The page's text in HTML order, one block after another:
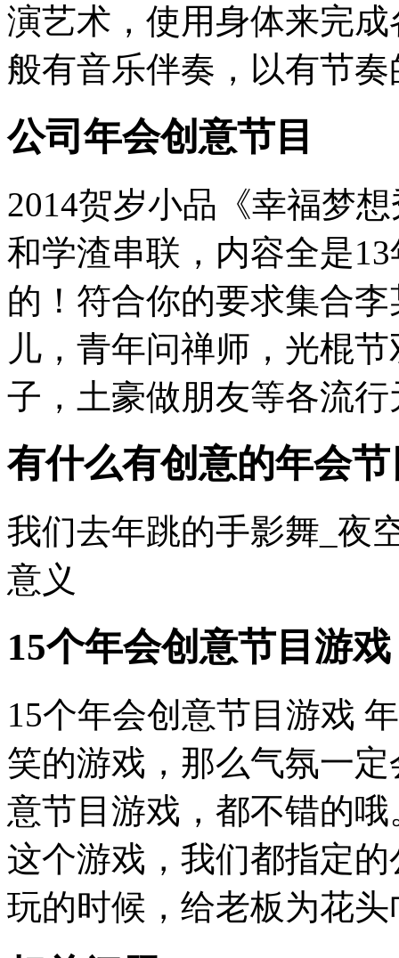
演艺术，使用身体来完
般有音乐伴奏，以有节
公司年会创意节目
2014贺岁小品《幸福梦
和学渣串联，内容全是
的！符合你的要求集合
儿，青年问禅师，光棍
子，土豪做朋友等各流
有什么有创意的年会
我们去年跳的手影舞_夜
意义
15个年会创意节目游戏
15个年会创意节目游戏
笑的游戏，那么气氛一
意节目游戏，都不错的
这个游戏，我们都指定
玩的时候，给老板为花头